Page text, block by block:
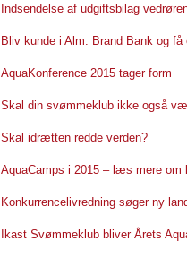
Indsendelse af udgiftsbilag
Bliv kunde i Alm. Brand Bank og
AquaKonference 2015 tager form
Skal din svømmeklub ikke også
Skal idrætten redde verden?
AquaCamps i 2015 – læs mere om
Konkurrencelivredning søger ny
Ikast Svømmeklub bliver Årets